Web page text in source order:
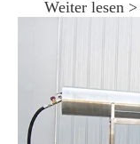
Weiter lesen >